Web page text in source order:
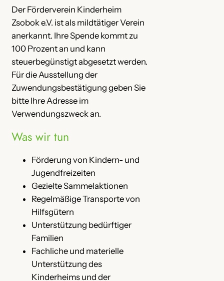
Der Förderverein Kinderheim
Zsobok e.V. ist als mildtätiger Verein
anerkannt. Ihre Spende kommt zu
100 Prozent an und kann
steuerbegünstigt abgesetzt werden.
Für die Ausstellung der
Zuwendungsbestätigung geben Sie
bitte Ihre Adresse im
Verwendungszweck an.
Was wir tun
Förderung von Kindern- und
Jugendfreizeiten
Gezielte Sammelaktionen
Regelmäßige Transporte von
Hilfsgütern
Unterstützung bedürftiger
Familien
Fachliche und materielle
Unterstützung des
Kinderheims und der